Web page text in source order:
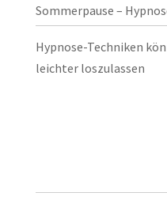
Sommerpause –
Hypnose-Techniken
leichter loszulassen